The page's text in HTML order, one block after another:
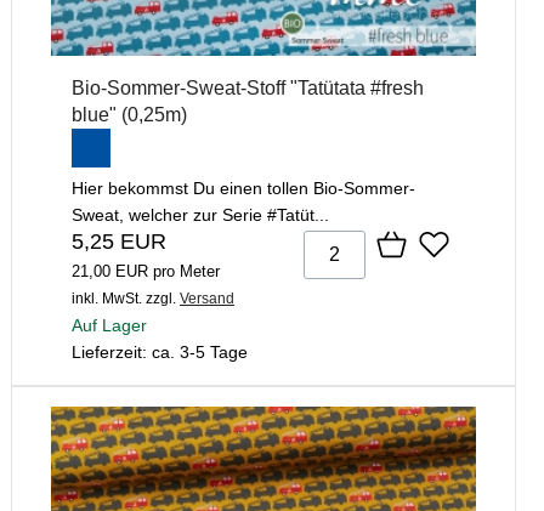
Bio-Sommer-Sweat-Stoff "Tatütata #fresh
blue" (0,25m)
Hier bekommst Du einen tollen Bio-Sommer-
Sweat, welcher zur Serie #Tatüt...
5,25 EUR
21,00 EUR pro Meter
inkl. MwSt. zzgl. Versand
Auf Lager
Lieferzeit: ca. 3-5 Tage